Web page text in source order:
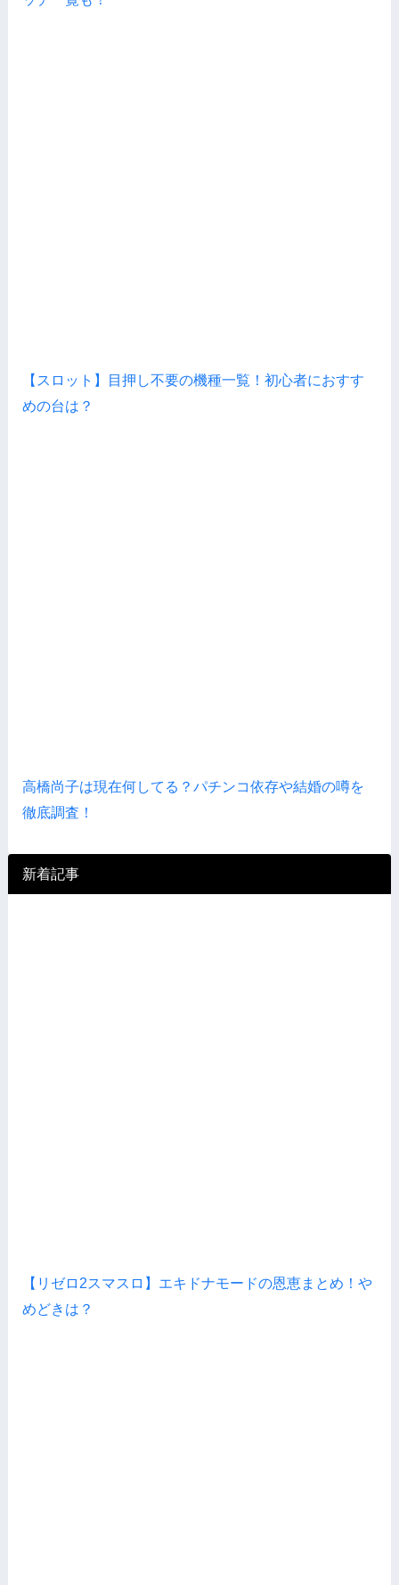
【スロット】目押し不要の機種一覧！初心者におすす
めの台は？
高橋尚子は現在何してる？パチンコ依存や結婚の噂を
徹底調査！
新着記事
【リゼロ2スマスロ】エキドナモードの恩恵まとめ！や
めどきは？